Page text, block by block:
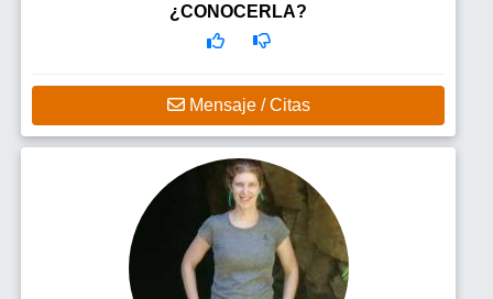
¿CONOCERLA?
Mensaje / Citas